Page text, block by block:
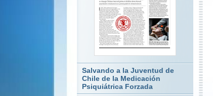
Salvando a la Juventud de
Chile de la Medicación
Psiquiátrica Forzada